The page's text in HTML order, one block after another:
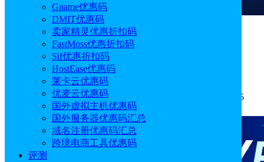
Gname优惠码
DMIT优惠码
卖家精灵优惠折扣码
FastMoss优惠折扣码
Sif优惠折扣码
HostEase优惠码
莱卡云优惠码
优麦云优惠码
国外虚拟主机优惠码
国外服务器优惠码汇总
域名注册优惠码汇总
跨境电商工具优惠码
评测
莱卡云优惠码/优惠券 优惠活动汇总
作者: Emily 分类:优惠码
发布时间: 2025.04.28 18:40:15
更新于: 2026.07.23 14:43:25